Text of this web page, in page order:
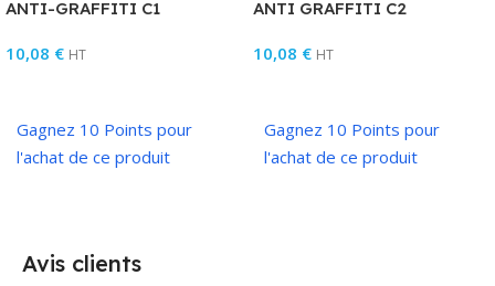
ANTI-GRAFFITI C1
10,08 € HT
Gagnez 10 Points pour
l'achat de ce produit
ANTI GRAFFITI C2
10,08 € HT
Gagnez 10 Points pour
l'achat de ce produit
Avis clients